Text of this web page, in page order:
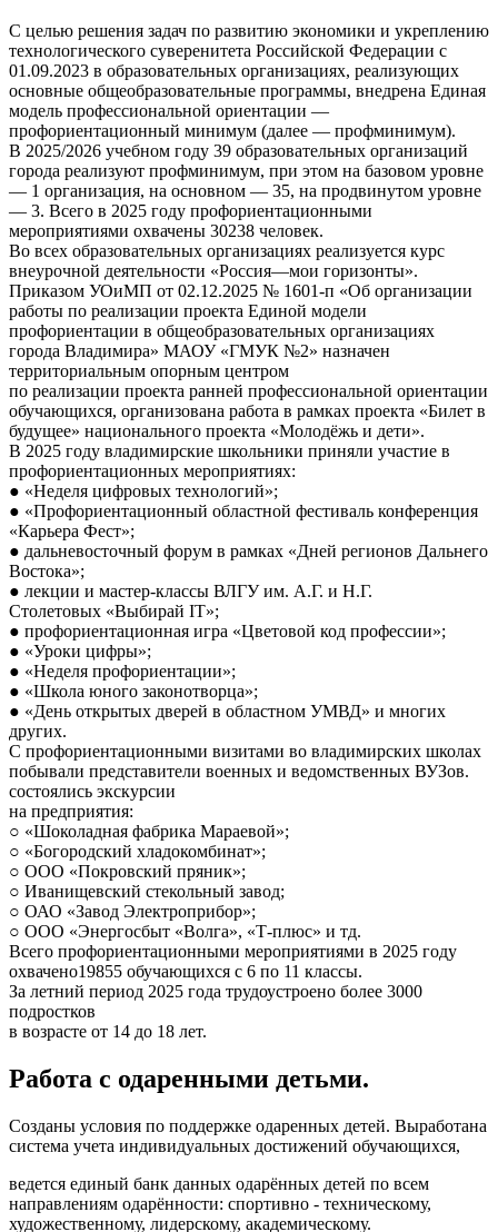
С целью решения задач по развитию экономики и укреплению
технологического суверенитета Российской Федерации с
01.09.2023 в образовательных организациях, реализующих
основные общеобразовательные программы, внедрена Единая
модель профессиональной ориентации —
профориентационный минимум (далее — профминимум).
В 2025/2026 учебном году 39 образовательных организаций
города реализуют профминимум, при этом на базовом уровне
— 1 организация, на основном — 35, на продвинутом уровне
— 3. Всего в 2025 году профориентационными
мероприятиями охвачены 30238 человек.
Во всех образовательных организациях реализуется курс
внеурочной деятельности «Россия—мои горизонты».
Приказом УОиМП от 02.12.2025 № 1601-п «Об организации
работы по реализации проекта Единой модели
профориентации в общеобразовательных организациях
города Владимира» МАОУ «ГМУК №2» назначен
территориальным опорным центром
по реализации проекта ранней профессиональной ориентации
обучающихся, организована работа в рамках проекта «Билет в
будущее» национального проекта «Молодёжь и дети».
В 2025 году владимирские школьники приняли участие в
профориентационных мероприятиях:
● «Неделя цифровых технологий»;
● «Профориентационный областной фестиваль конференция
«Карьера Фест»;
● дальневосточный форум в рамках «Дней регионов Дальнего
Востока»;
● лекции и мастер-классы ВЛГУ им. А.Г. и Н.Г.
Столетовых «Выбирай IT»;
● профориентационная игра «Цветовой код профессии»;
● «Уроки цифры»;
● «Неделя профориентации»;
● «Школа юного законотворца»;
● «День открытых дверей в областном УМВД» и многих
других.
С профориентационными визитами во владимирских школах
побывали представители военных и ведомственных ВУЗов.
состоялись экскурсии
на предприятия:
○ «Шоколадная фабрика Мараевой»;
○ «Богородский хладокомбинат»;
○ ООО «Покровский пряник»;
○ Иванищевский стекольный завод;
○ ОАО «Завод Электроприбор»;
○ ООО «Энергосбыт «Волга», «Т-плюс» и тд.
Всего профориентационными мероприятиями в 2025 году
охвачено19855 обучающихся с 6 по 11 классы.
За летний период 2025 года трудоустроено более 3000
подростков
в возрасте от 14 до 18 лет.
Работа с одаренными детьми.
Созданы условия по поддержке одаренных детей. Выработана
система учета индивидуальных достижений обучающихся,
ведется единый банк данных одарённых детей по всем
направлениям одарённости: спортивно - техническому,
художественному, лидерскому, академическому.